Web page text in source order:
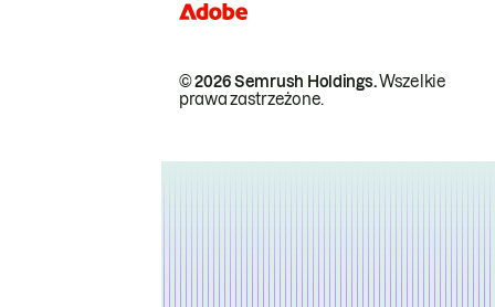
© 2026 Semrush Holdings.Wszelkie
prawa zastrzeżone.